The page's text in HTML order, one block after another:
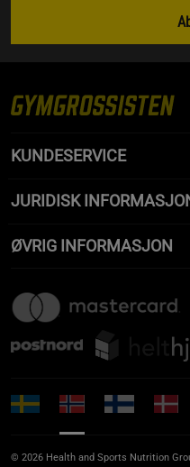
KUNDESERVICE
JURIDISK
ØVRIG INFORMASJON
© 2026 Health and Sports Nutrition